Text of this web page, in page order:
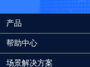
产品
帮助中心
场景解决方案